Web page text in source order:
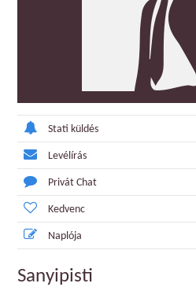
Stati küldés
Levélírás
Privát Chat
Kedvenc
Naplója
Sanyipisti